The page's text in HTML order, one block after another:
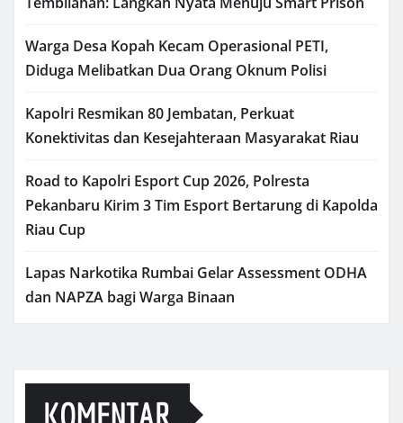
Warga Desa Kopah Kecam Operasional PETI,
Diduga Melibatkan Dua Orang Oknum Polisi
Kapolri Resmikan 80 Jembatan, Perkuat
Konektivitas dan Kesejahteraan Masyarakat Riau
Road to Kapolri Esport Cup 2026, Polresta
Pekanbaru Kirim 3 Tim Esport Bertarung di Kapolda
Riau Cup
Lapas Narkotika Rumbai Gelar Assessment ODHA
dan NAPZA bagi Warga Binaan
KOMENTAR